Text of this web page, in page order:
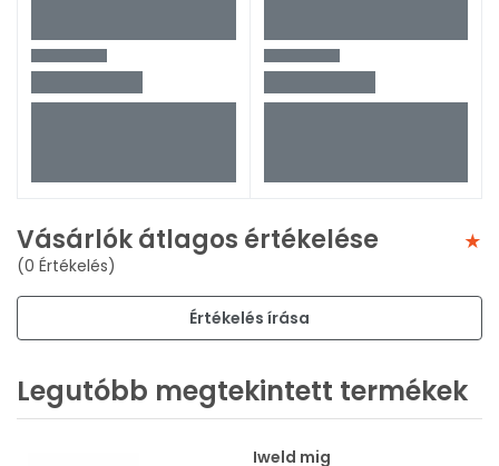
Vásárlók átlagos értékelése
(0 Értékelés)
Értékelés írása
Legutóbb megtekintett termékek
Iweld mig